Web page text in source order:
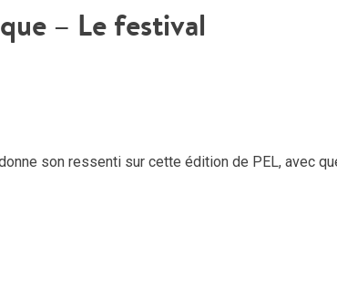
– Le festival
son ressenti sur cette édition de PEL, avec